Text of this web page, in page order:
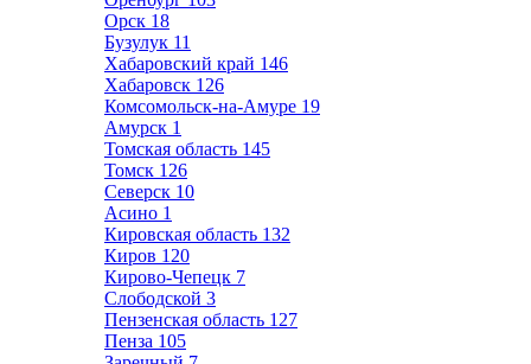
Орск 18
Бузулук 11
Хабаровский край 146
Хабаровск 126
Комсомольск-на-Амуре 19
Амурск 1
Томская область 145
Томск 126
Северск 10
Асино 1
Кировская область 132
Киров 120
Кирово-Чепецк 7
Слободской 3
Пензенская область 127
Пенза 105